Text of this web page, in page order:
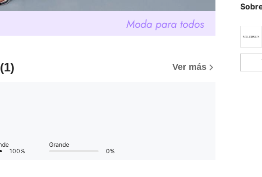
(1) Ver más
100%
Grande
0%